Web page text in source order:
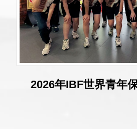
2026年IBF世界青年